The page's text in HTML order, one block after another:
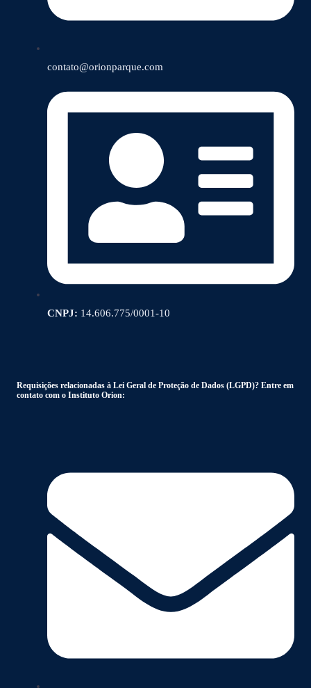
contato@orionparque.com
CNPJ: 14.606.775/0001-10
Requisições relacionadas à Lei Geral de Proteção de Dados (LGPD)? Entre em
contato com o Instituto Orion: